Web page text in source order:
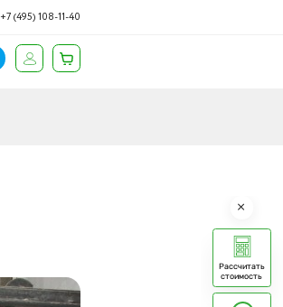
+7 (495) 108-11-40
Рассчитать
стоимость